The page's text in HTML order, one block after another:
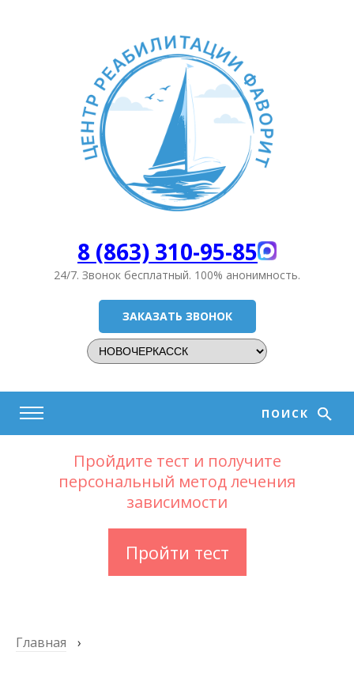
8 (863) 310-95-85
24/7. Звонок бесплатный. 100% анонимность.
ЗАКАЗАТЬ ЗВОНОК
ПОИСК
Пройдите тест и получите
персональный метод лечения
зависимости
Пройти тест
Главная ›